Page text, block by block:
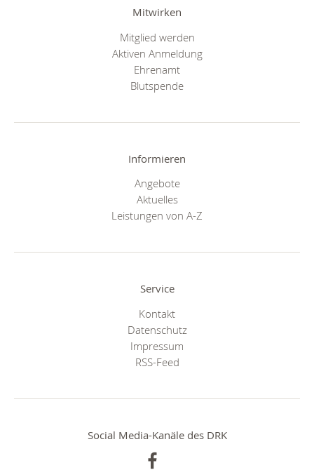
Mitwirken
Mitglied werden
Aktiven Anmeldung
Ehrenamt
Blutspende
Informieren
Angebote
Aktuelles
Leistungen von A-Z
Service
Kontakt
Datenschutz
Impressum
RSS-Feed
Social Media-Kanäle des DRK